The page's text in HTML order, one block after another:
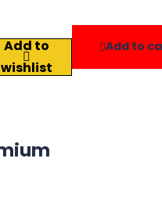
Add to
wishlist
Add to